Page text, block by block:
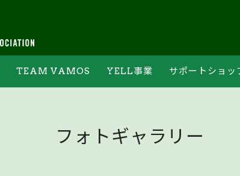
TEAM VAMOS YELL事業
常設ステーションについて
サポートショッ
フォトギャラリー